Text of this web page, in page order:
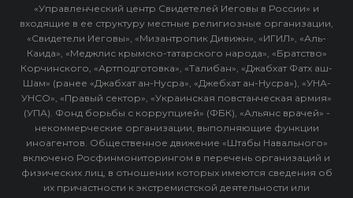
«Управленческий центр Свидетелей Иеговы в России» и
входящие в ее структуру местные религиозные организации,
«Свидетели Иеговы», «Мизантропик Дивижн», «ИГИЛ», «Аль-
Каида», «Меджлис крымско-татарского народа», «Братство»
Корчинского, «Артподготовка», «Талибан», «Джабхат Фатх аш-
Шам» (ранее «Джабхат ан-Нусра», «Джебхат ан-Нусра»), «УНА-
УНСО», «Правый сектор», «Украинская повстанческая армия»
(УПА). Фонд борьбы с коррупцией» (ФБК), «Альянс врачей» -
некоммерческие организации, выполняющие функции
иноагентов. Общественное движение «Штабы Навального»
включено Росфинмониторингом в перечень организаций и
физических лиц, в отношении которых имеются сведения об
их причастности к экстремистской деятельности или